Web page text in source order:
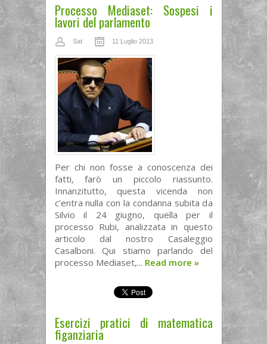
Processo Mediaset: Sospesi i
lavori del parlamento
Sat 11 Luglio 2013
Per chi non fosse a conoscenza dei
fatti, farò un piccolo riassunto.
Innanzitutto, questa vicenda non
c’entra nulla con la condanna subita da
Silvio il 24 giugno, quella per il
processo Rubi, analizzata in questo
articolo dal nostro Casaleggio
Casalboni. Qui stiamo parlando del
processo Mediaset,... Read more »
Esercizi pratici di matematica
figanziaria